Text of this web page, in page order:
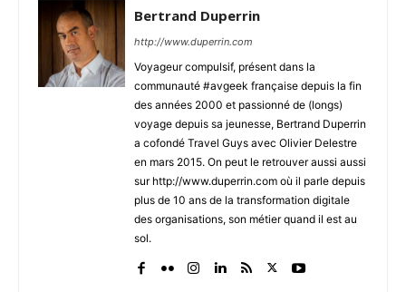
Bertrand Duperrin
http://www.duperrin.com
Voyageur compulsif, présent dans la
communauté #avgeek française depuis la fin
des années 2000 et passionné de (longs)
voyage depuis sa jeunesse, Bertrand Duperrin
a cofondé Travel Guys avec Olivier Delestre
en mars 2015. On peut le retrouver aussi aussi
sur http://www.duperrin.com où il parle depuis
plus de 10 ans de la transformation digitale
des organisations, son métier quand il est au
sol.